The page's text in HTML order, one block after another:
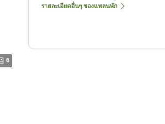
6
รายละเอียดอื่นๆ ของแพลนพัก